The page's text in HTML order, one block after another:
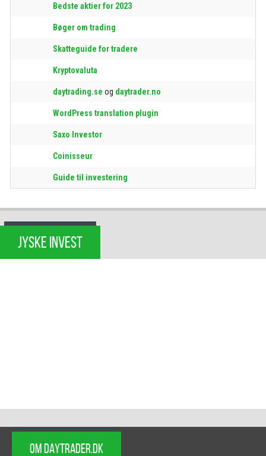
Bedste aktier for 2023
Bøger om trading
Skatteguide for tradere
Kryptovaluta
daytrading.se og daytrader.no
WordPress translation plugin
Saxo Investor
Coinisseur
Guide til investering
JYSKE INVEST
OM DAYTRADER.DK